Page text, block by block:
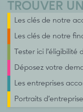
TROUVER
Les clés de notre
Les clés de notre
Tester ici
Déposez votre
Les entreprises
Portraits